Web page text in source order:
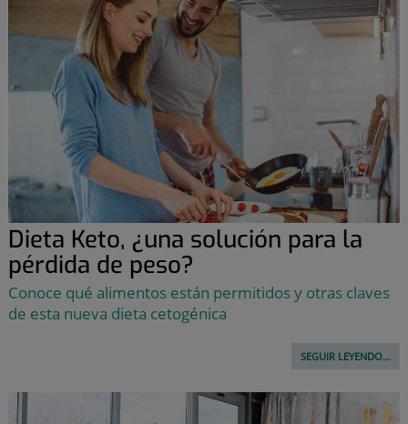
Dieta Keto, ¿una solución para la
pérdida de peso?
Conoce qué alimentos están permitidos y otras claves
de esta nueva dieta cetogénica
SEGUIR LEYENDO...